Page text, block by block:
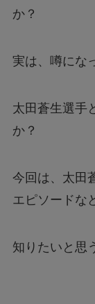
か？
実は、噂にな
太田蒼生選手
か？
今回は、太田
エピソードな
知りたいと思